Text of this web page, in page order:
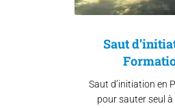
Saut
Saut d’initiation en
pour sauter seul à